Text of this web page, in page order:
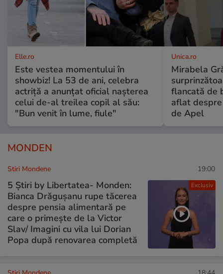
Elle.ro
Este vestea momentului în
showbiz! La 53 de ani, celebra
actriță a anunțat oficial nașterea
celui de-al treilea copil al său:
"Bun venit în lume, fiule"
Unica.ro
Mirabela
flancată de
aflat
de Apel
MONDEN
Exclusiv
Stiri Mondene 19:00
5 Știri by Libertatea- Monden:
Bianca Drăgușanu rupe tăcerea
despre pensia alimentară pe
care o primește de la Victor
Slav/ Imagini cu vila lui Dorian
Popa după renovarea completă